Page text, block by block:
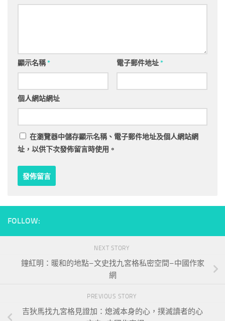
顯示名稱* 電子郵件地址*
個人網站網址
在瀏覽器中儲存顯示名稱、電子郵件地址及個人網站網
址，以供下次發佈留言時使用。
FOLLOW:
NEXT STORY
鐘紅明：暖和的地點–文史找九宮格私密空間–中國作家
網
PREVIOUS STORY
吉狄馬找九宮格見證加：熄滅本身的心，撲滅讀者的心